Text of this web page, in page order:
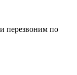
перезвоним по